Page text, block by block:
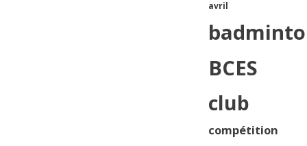
avril
BCES
club
compétition